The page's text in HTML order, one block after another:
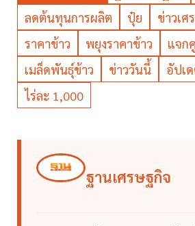
ลดต้นทุนการผลิต
ปุ๋ย
ข่าวเศ
ราคาข้าว
พยุงราคาข้าว
แจก
เมล็ดพันธุ์ข้าว
ข่าววันนี้ อัปเ
ไร่ละ 1,000
ฐานเศรษฐกิจ